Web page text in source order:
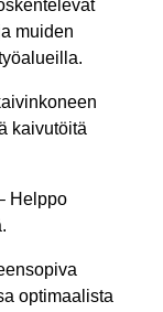
muiden
kaivutöitä
Helppo
optimaalista